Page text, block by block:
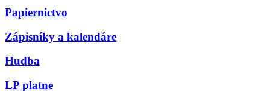
Papiernictvo
Zápisníky a kalendáre
Hudba
LP platne